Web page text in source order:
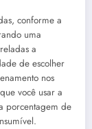
conforme a
uma
a
de escolher
nos
você usar a
porcentagem de